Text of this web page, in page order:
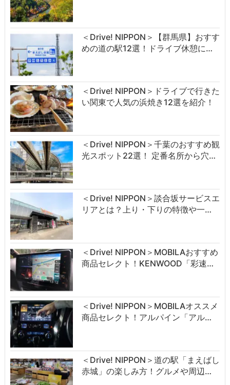
＜Drive! NIPPON＞【群馬県】おすす
めの道の駅12選！ドライブ休憩に…
＜Drive! NIPPON＞ドライブで行きた
い関東で人気の浜焼き12選を紹介！
＜Drive! NIPPON＞千葉のおすすめ観
光スポット22選！ 定番名所から穴…
＜Drive! NIPPON＞談合坂サービスエ
リアとは？上り・下りの特徴や一…
＜Drive! NIPPON＞MOBILAおすすめ
商品セレクト！KENWOOD「彩速…
＜Drive! NIPPON＞MOBILAオススメ
商品セレクト！アルパイン「アル…
＜Drive! NIPPON＞道の駅「まえばし
赤城」の楽しみ方！グルメや周辺…